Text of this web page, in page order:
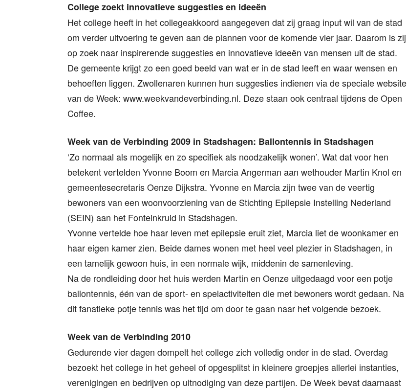
College zoekt innovatieve suggesties en ideeën
Het college heeft in het collegeakkoord aangegeven dat zij graag input wil van de stad
om verder uitvoering te geven aan de plannen voor de komende vier jaar. Daarom is zij
op zoek naar inspirerende suggesties en innovatieve ideeën van mensen uit de stad.
De gemeente krijgt zo een goed beeld van wat er in de stad leeft en waar wensen en
behoeften liggen. Zwollenaren kunnen hun suggesties indienen via de speciale website
van de Week: www.weekvandeverbinding.nl. Deze staan ook centraal tijdens de Open
Coffee.
Week van de Verbinding 2009 in Stadshagen: Ballontennis in Stadshagen
‘Zo normaal als mogelijk en zo specifiek als noodzakelijk wonen’. Wat dat voor hen
betekent vertelden Yvonne Boom en Marcia Angerman aan wethouder Martin Knol en
gemeentesecretaris Oenze Dijkstra. Yvonne en Marcia zijn twee van de veertig
bewoners van een woonvoorziening van de Stichting Epilepsie Instelling Nederland
(SEIN) aan het Fonteinkruid in Stadshagen.
Yvonne vertelde hoe haar leven met epilepsie eruit ziet, Marcia liet de woonkamer en
haar eigen kamer zien. Beide dames wonen met heel veel plezier in Stadshagen, in
een tamelijk gewoon huis, in een normale wijk, middenin de samenleving.
Na de rondleiding door het huis werden Martin en Oenze uitgedaagd voor een potje
ballontennis, één van de sport- en spelactiviteiten die met bewoners wordt gedaan. Na
dit fanatieke potje tennis was het tijd om door te gaan naar het volgende bezoek.
Week van de Verbinding 2010
Gedurende vier dagen dompelt het college zich volledig onder in de stad. Overdag
bezoekt het college in het geheel of opgesplitst in kleinere groepjes allerlei instanties,
verenigingen en bedrijven op uitnodiging van deze partijen. De Week bevat daarnaast